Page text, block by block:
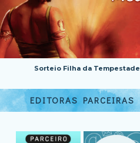
Sorteio Filha da Tempestade
EDITORAS PARCEIRAS